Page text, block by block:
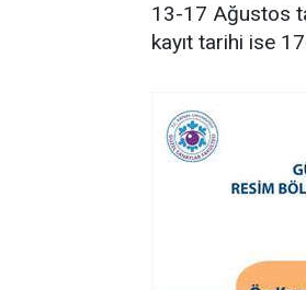
13-17 Ağustos
kayıt tarihi ise